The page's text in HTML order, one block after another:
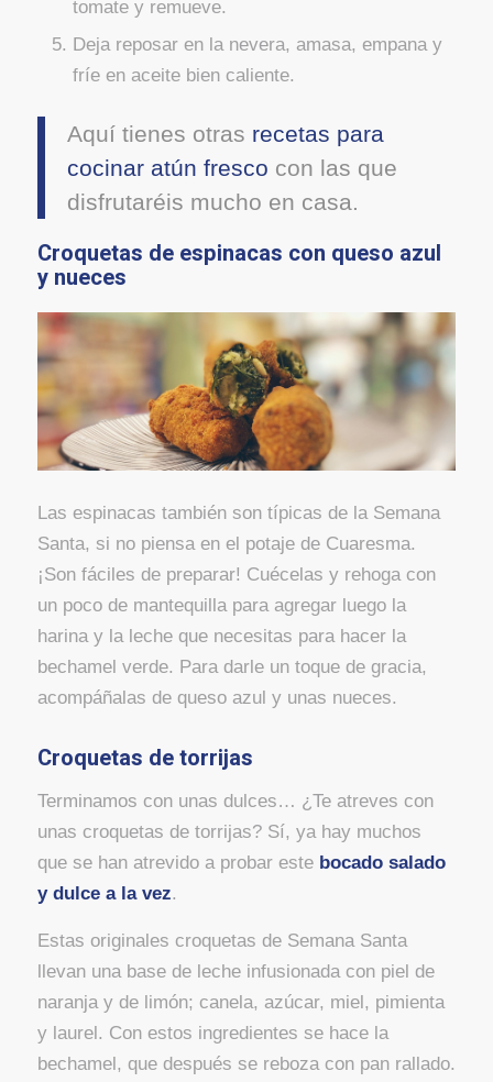
tomate y remueve.
Deja reposar en la nevera, amasa, empana y
fríe en aceite bien caliente.
Aquí tienes otras recetas para
cocinar atún fresco con las que
disfrutaréis mucho en casa.
Croquetas de espinacas con queso azul
y nueces
Las espinacas también son típicas de la Semana
Santa, si no piensa en el potaje de Cuaresma.
¡Son fáciles de preparar! Cuécelas y rehoga con
un poco de mantequilla para agregar luego la
harina y la leche que necesitas para hacer la
bechamel verde. Para darle un toque de gracia,
acompáñalas de queso azul y unas nueces.
Croquetas de torrijas
Terminamos con unas dulces… ¿Te atreves con
unas croquetas de torrijas? Sí, ya hay muchos
que se han atrevido a probar este bocado salado
y dulce a la vez.
Estas originales croquetas de Semana Santa
llevan una base de leche infusionada con piel de
naranja y de limón; canela, azúcar, miel, pimienta
y laurel. Con estos ingredientes se hace la
bechamel, que después se reboza con pan rallado.